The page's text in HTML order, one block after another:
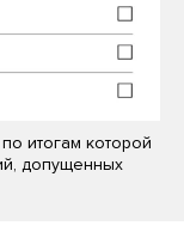
итогам которой
допущенных